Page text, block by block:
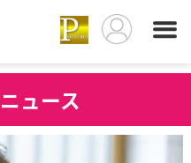
ュース